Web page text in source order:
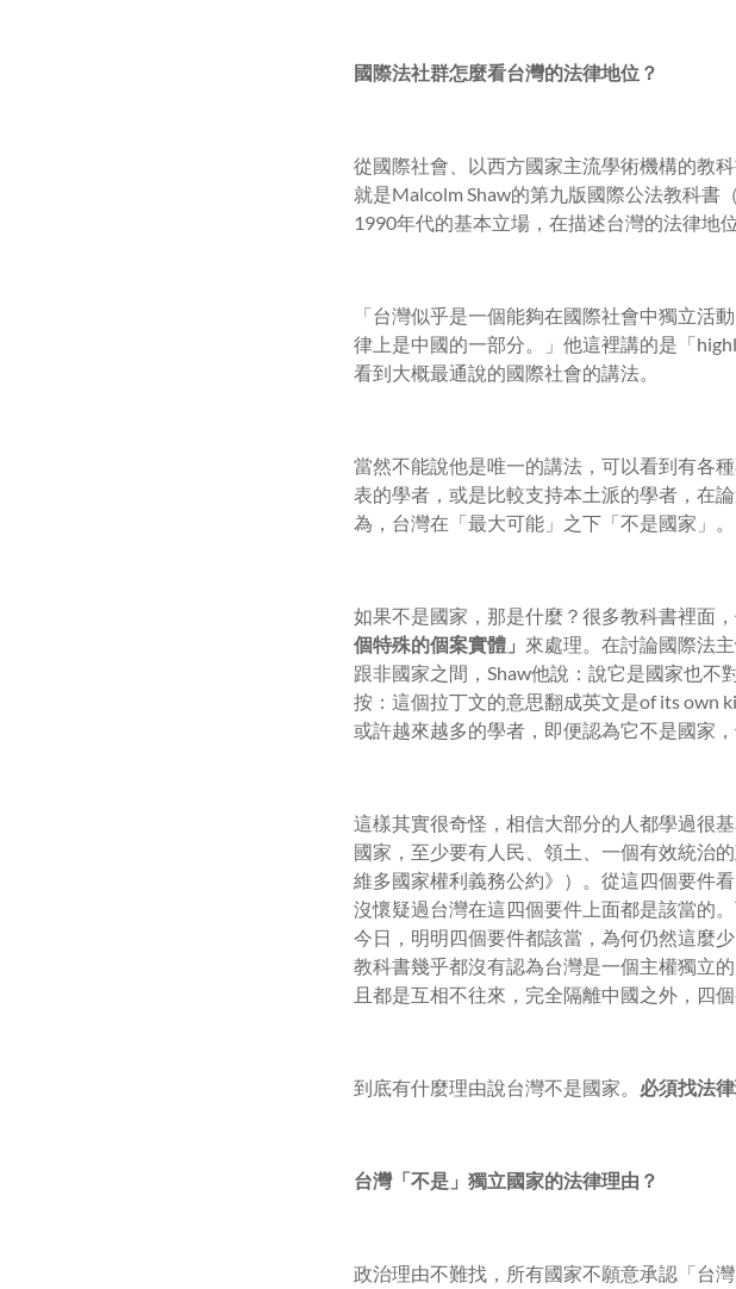
國際法社群怎麼看台灣的法律地位？
從國際社會、以西方國家主流學術機構的教
就是Malcolm Shaw的第九版國際公法教科書
1990年代的基本立場，在描述台灣的法律地
「台灣似乎是一個能夠在國際社會中獨立
律上是中國的一部分。」他這裡講的是「
看到大概最通說的國際社會的講法。
當然不能說他是唯一的講法，可以看到有各
表的學者，或是比較支持本土派的學者，在
為，台灣在「最大可能」之下「不是國家」。
如果不是國家，那是什麼？很多教科書裡面
個特殊的個案實體」 來處理。在討論國際法
跟非國家之間，Shaw他說：說它是國家也不
按：這個拉丁文的意思翻成英文是of its own
或許越來越多的學者，即便認為它不是國家
這樣其實很奇怪，相信大部分的人都學過很
國家，至少要有人民、領土、一個有效統治
維多國家權利義務公約》）。從這四個要件
沒懷疑過台灣在這四個要件上面都是該當的
今日，明明四個要件都該當，為何仍然這麼
教科書幾乎都沒有認為台灣是一個主權獨立
且都是互相不往來，完全隔離中國之外，四
到底有什麼理由說台灣不是國家。 必須找法律
台灣「不是」獨立國家的法律理由？
政治理由不難找，所有國家不願意承認「台